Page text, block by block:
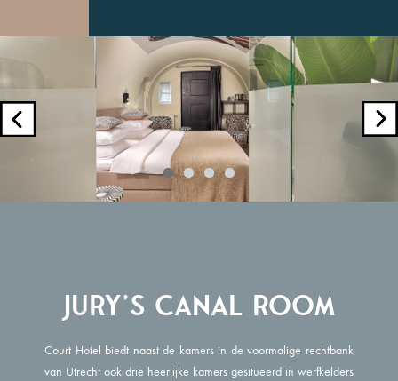
Jury's Canal Room
Court Hotel biedt naast de kamers in de voormalige rechtbank
van Utrecht ook drie heerlijke kamers gesitueerd in werfkelders